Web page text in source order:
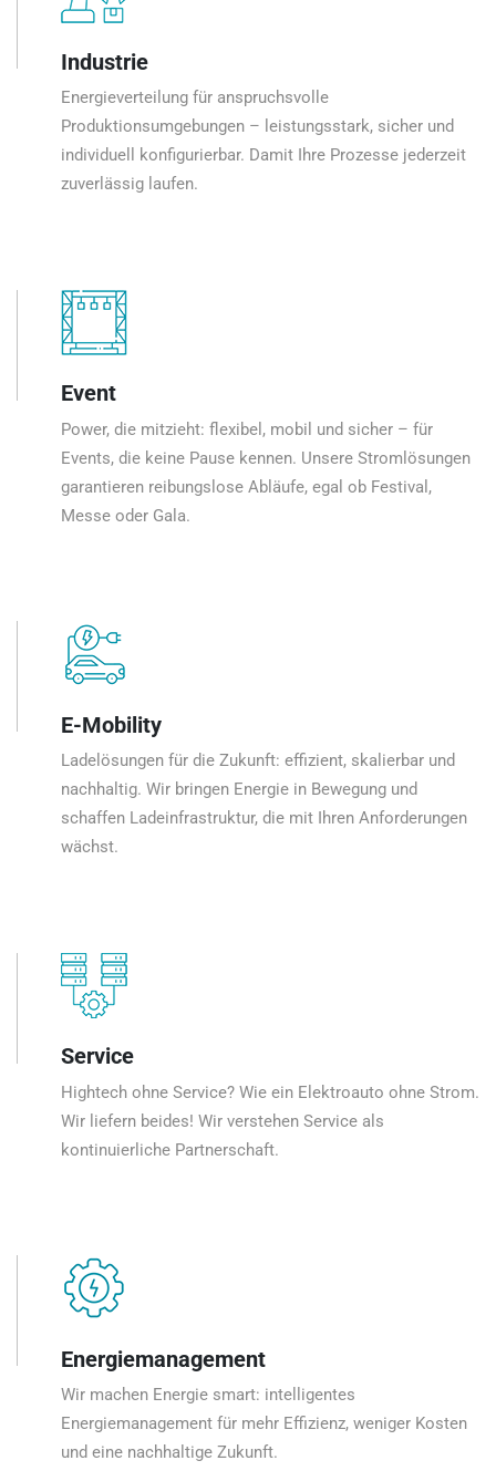
Industrie
Energieverteilung für anspruchsvolle
Produktionsumgebungen – leistungsstark, sicher und
individuell konfigurierbar. Damit Ihre Prozesse jederzeit
zuverlässig laufen.
Event
Power, die mitzieht: flexibel, mobil und sicher – für
Events, die keine Pause kennen. Unsere Stromlösungen
garantieren reibungslose Abläufe, egal ob Festival,
Messe oder Gala.
E-Mobility
Ladelösungen für die Zukunft: effizient, skalierbar und
nachhaltig. Wir bringen Energie in Bewegung und
schaffen Ladeinfrastruktur, die mit Ihren Anforderungen
wächst.
Service
Hightech ohne Service? Wie ein Elektroauto ohne Strom.
Wir liefern beides! Wir verstehen Service als
kontinuierliche Partnerschaft.
Energiemanagement
Wir machen Energie smart: intelligentes
Energiemanagement für mehr Effizienz, weniger Kosten
und eine nachhaltige Zukunft.